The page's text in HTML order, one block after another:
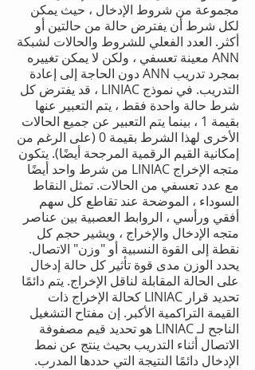
مجموعة من شروط الإدخال ، حيث يمكن
لكل شرط أن يفترض حالة من حالتين أو
أكثر. العدد الفعلي للشروط والحالات لشبكة
ANN معينة تعسفي ، ولكن لا يمكن تغييره
بمجرد تدريب ANN دون الحاجة إلى إعادة
التدريب. في نموذج LINIAC ، قد يفترض كل
شرط حالة واحدة فقط ، يتم التعبير عنها
بقيمة 1 ، بينما يتم التعبير عن جميع الحالات
الأخرى لهذا الشرط بقيمة 0 (على الرغم من
إمكانية القيم الرقمية المرجحة أيضًا). يتكون
متجه الإخراج LINIAC من شرط واحد أيضًا
مع عدد تعسفي من الحالات. تمثل النقاط
السوداء ، الموضحة عند تقاطع كل سهم
أفقي ورأسي ، الروابط العصبية بين عناصر
متجه الإدخال والإخراج ، ويشير حجم كل
نقطة إلى القوة النسبية أو "وزن" الاتصال.
يحدد الوزن مدى قوة تأثير كل حالة إدخال
على الحالة المقابلة لناقل الإخراج. يتم دائمًا
تحديد قرار LINIAC كحالة الإخراج ذات
القيمة التراكمية الأكبر. إن مفتاح التشغيل
الناجح لـ LINIAC هو تحديد قيم مصفوفة
الاتصال أثناء التدريب بحيث ينتج عن نمط
الإدخال دائمًا النتيجة التي حددها المدرب.